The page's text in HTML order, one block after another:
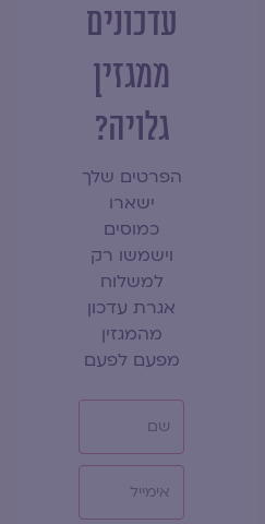
עדכונים
ממגזין
גלויה?
הפרטים שלך
ישארו
כמוסים
וישמשו רק
למשלוח
אגרת עדכון
מהמגזין
מפעם לפעם